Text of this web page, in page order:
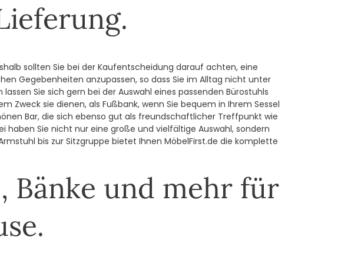
sollten Sie bei der Kaufentscheidung darauf achten, eine
Gegebenheiten anzupassen, so dass Sie im Alltag nicht unter
Sie sich gern bei der Auswahl eines passenden Bürostuhls
Zweck sie dienen, als Fußbank, wenn Sie bequem in Ihrem Sessel
Bar, die sich ebenso gut als freundschaftlicher Treffpunkt wie
Sie nicht nur eine große und vielfältige Auswahl, sondern
bis zur Sitzgruppe bietet Ihnen MöbelFirst.de die komplette
Bänke und mehr für